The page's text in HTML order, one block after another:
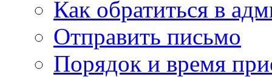
Как обратиться в
Отправить письмо
Порядок и время